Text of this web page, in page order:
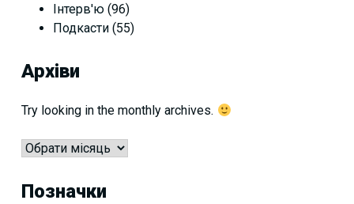
Інтерв'ю (96)
Подкасти (55)
Архіви
Try looking in the monthly archives.
Архіви
Позначки